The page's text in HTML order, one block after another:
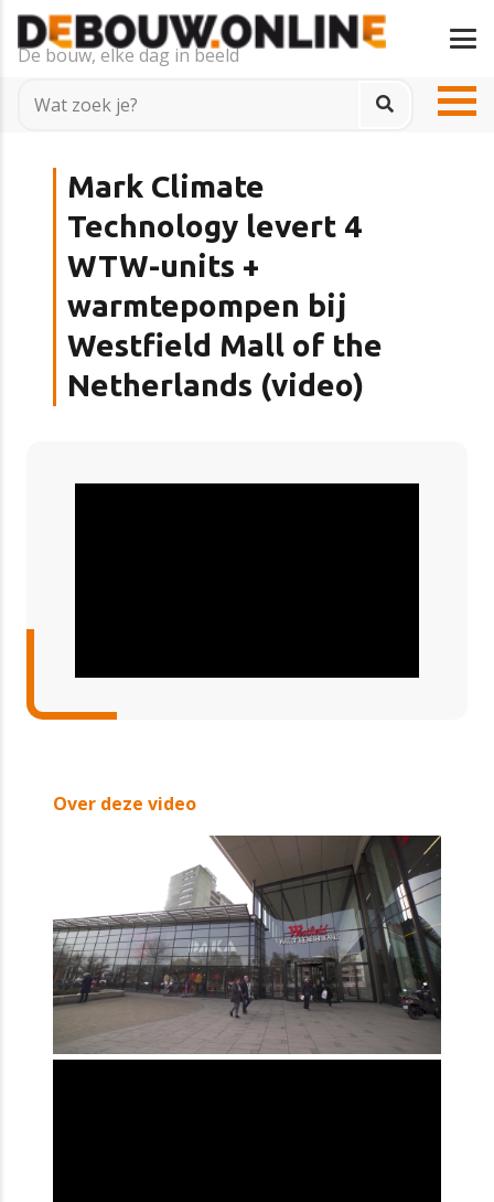
De bouw, elke dag in beeld
Mark Climate
Technology levert 4
WTW-units +
warmtepompen bij
Westfield Mall of the
Netherlands (video)
Over deze video